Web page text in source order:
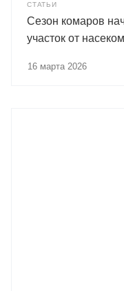
СТАТЬИ
Сезон комаров
участок от
16 марта 2026